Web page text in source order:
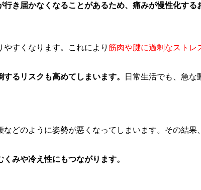
き届かなくなることがあるため、痛みが慢性化する
すくなります。これにより 筋肉や腱に過剰なストレ
るリスクも高めてしまいます。
日常生活でも、急
どのように姿勢が悪くなってしまいます。その結果
みや冷え性にもつながります。